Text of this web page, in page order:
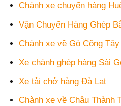
Chành xe chuyển hàng
Vận Chuyển Hàng Ghép
Chành xe về Gò Công
Xe chành ghép hàng Sài
Xe tải chở hàng Đà Lạt
Chành xe về Châu Thành